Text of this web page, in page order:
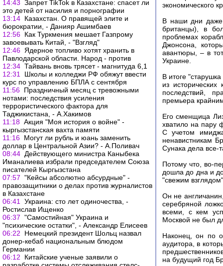
14:43 Запрет TikTok в Казахстане: спасет ли
это детей от насилия и порнографии
13:14 Казахстан. О правящей элите и
бюрократии, - Данияр Ашимбаев
12:56 Как Туркмения мешает Газпрому
завоевывать Китай, - "Взгляд"
12:46 Ядерное топливо хотят хранить в
Павлодарской области. Народ - против
12:34 Тайвань вновь трясет - магнитуда 6,1
12:31
Школы и колледжи РФ обяжут ввести
курс по управлению БПЛА с сентября
11:56 Праздничный месяц с тревожными
нотами: последствия усиления
террористического фактора для
Таджикистана, - А.Хакимов
11:18 Акция "Моя история о войне" -
кыргызстанская вахта памяти
11:16 Могут ли рубль и юань заменить
доллар в Центральной Азии? - А.Поливач
08:44 Действующего министра Каныбека
Иманалиева избрали председателем Союза
писателей Кыргызстана
07:57 "Кейсы абсолютно абсурдные" -
правозащитники о делах против журналистов
в Казахстане
06:41
Украина: сто лет одиночества, -
Ростислав Ищенко
06:37 "Самостийная" Украина и
"психические остатки", - Александр Елисеев
06:22
Немецкий президент Шольц назвал
донер-кебаб национальным блюдом
Германии
06:12
Китайские ученые заявили о
экономического
В наши дни даже
британцы), в
проблемах
Джонсона,
авантюры, – в
Украине.
В итоге
из
последствий,
премьера
Его сменщица
хватило на пару
С учетом
ненавистникам
Сунака дела все-
Потому что, во-
дошла до дна и
"свежим
Он не
серебряной
всеми, с кем
Москвой не был
Наконец, он по
аудитора, в
на будущий год